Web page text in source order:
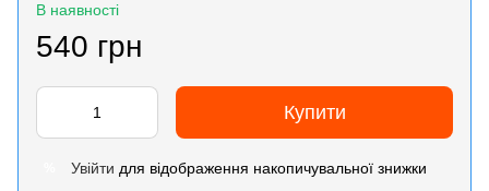
В наявності
540 грн
Купити
Увійти для відображення накопичувальної знижки